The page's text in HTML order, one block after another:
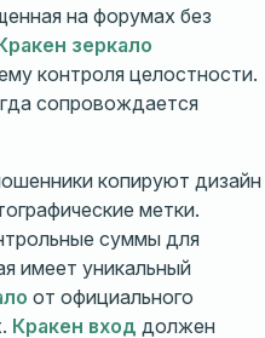
на форумах без
зеркало
контроля целостности.
сопровождается
копируют дизайн
метки.
суммы для
имеет уникальный
от официального
Кракен вход должен